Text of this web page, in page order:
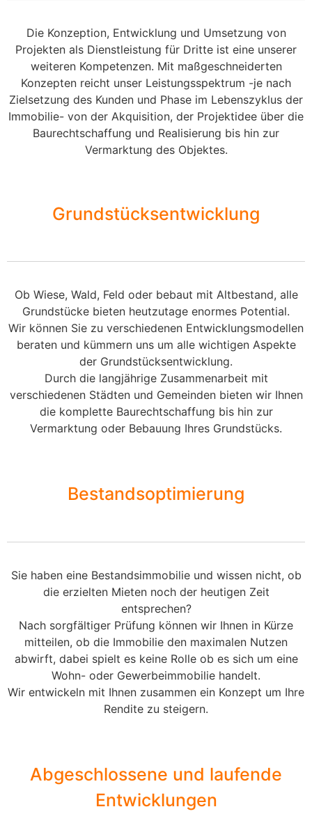
Die Konzeption, Entwicklung und Umsetzung von
Projekten als Dienstleistung für Dritte ist eine unserer
weiteren Kompetenzen. Mit maßgeschneiderten
Konzepten reicht unser Leistungsspektrum -je nach
Zielsetzung des Kunden und Phase im Lebenszyklus der
Immobilie- von der Akquisition, der Projektidee über die
Baurechtschaffung und Realisierung bis hin zur
Vermarktung des Objektes.
Grundstücksentwicklung
Ob Wiese, Wald, Feld oder bebaut mit Altbestand, alle
Grundstücke bieten heutzutage enormes Potential.
Wir können Sie zu verschiedenen Entwicklungsmodellen
beraten und kümmern uns um alle wichtigen Aspekte
der Grundstücksentwicklung.
Durch die langjährige Zusammenarbeit mit
verschiedenen Städten und Gemeinden bieten wir Ihnen
die komplette Baurechtschaffung bis hin zur
Vermarktung oder Bebauung Ihres Grundstücks.
Bestandsoptimierung
Sie haben eine Bestandsimmobilie und wissen nicht, ob
die erzielten Mieten noch der heutigen Zeit
entsprechen?
Nach sorgfältiger Prüfung können wir Ihnen in Kürze
mitteilen, ob die Immobilie den maximalen Nutzen
abwirft, dabei spielt es keine Rolle ob es sich um eine
Wohn- oder Gewerbeimmobilie handelt.
Wir entwickeln mit Ihnen zusammen ein Konzept um Ihre
Rendite zu steigern.
Abgeschlossene und laufende
Entwicklungen